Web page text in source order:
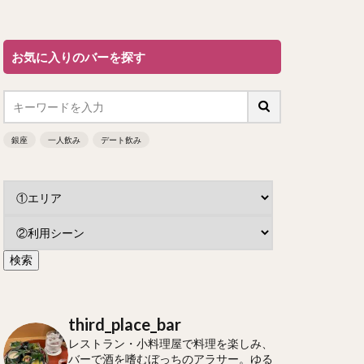
お気に入りのバーを探す
銀座 一人飲み デート飲み
third_place_bar
レストラン・小料理屋で料理を楽しみ、
バーで酒を嗜むぼっちのアラサー。ゆる